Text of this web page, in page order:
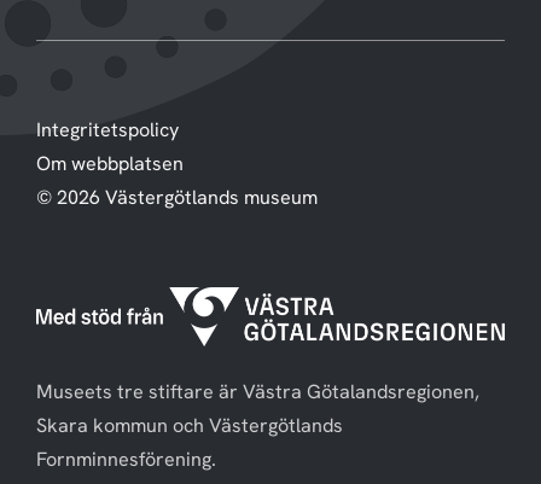
© 2026 Västergötlands museum
Integritetspolicy
Om webbplatsen
Museets tre stiftare är Västra Götalandsregionen,
Skara kommun och Västergötlands
Fornminnesförening.